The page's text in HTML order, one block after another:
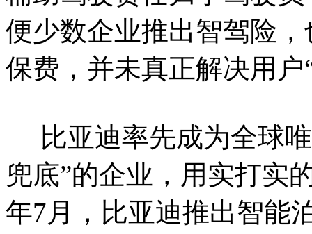
便少数企业推出智驾险
保费，并未真正解决用
比亚迪率先成为全球唯
兜底”的企业，用实打实
年7月，比亚迪推出智能